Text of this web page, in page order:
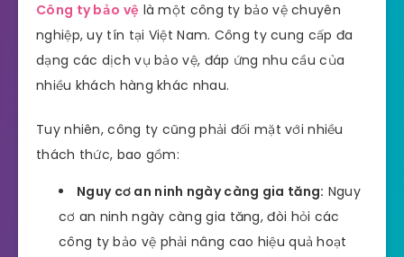
Công ty bảo vệ là một công ty bảo vệ chuyên
nghiệp, uy tín tại Việt Nam. Công ty cung cấp đa
dạng các dịch vụ bảo vệ, đáp ứng nhu cầu của
nhiều khách hàng khác nhau.
Tuy nhiên, công ty cũng phải đối mặt với nhiều
thách thức, bao gồm:
Nguy cơ an ninh ngày càng gia tăng: Nguy
cơ an ninh ngày càng gia tăng, đòi hỏi các
công ty bảo vệ phải nâng cao hiệu quả hoạt